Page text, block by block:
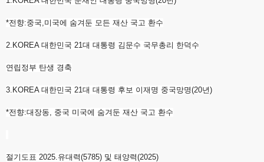
*전향:중국,미국에 숨겨둔 모든 재산 국고 환수
2.KOREA 대한민국 21대 대통령 김문수 국무총리 한덕수
연립정부 탄생 경축
3.KOREA 대한민국 21대 대통령 후보 이재명 중국망명(20년)
*전향:대장동, 중국 미국에 숨겨둔 재산 국고 환수
절기도표 2025.유대력(5785) 및 태양력(2025)